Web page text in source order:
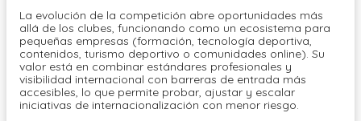
La evolución de la competición abre oportunidades más
allá de los clubes, funcionando como un ecosistema para
pequeñas empresas (formación, tecnología deportiva,
contenidos, turismo deportivo o comunidades online). Su
valor está en combinar estándares profesionales y
visibilidad internacional con barreras de entrada más
accesibles, lo que permite probar, ajustar y escalar
iniciativas de internacionalización con menor riesgo.